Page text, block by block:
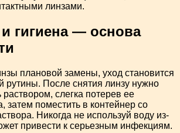
линзами.
гигиена — основа
плановой замены, уход становится
рутины. После снятия линзу нужно
раствором, слегка потерев ее
затем поместить в контейнер со
Никогда не используй воду из-
привести к серьезным инфекциям.